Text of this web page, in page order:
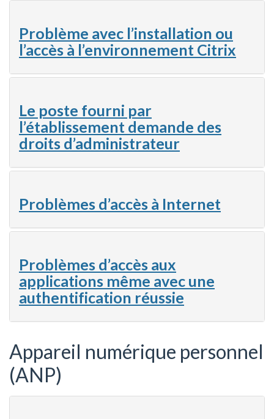
Problème avec l’installation ou
l’accès à l’environnement Citrix
Le poste fourni par
l’établissement demande des
droits d’administrateur
Problèmes d’accès à Internet
Problèmes d’accès aux
applications même avec une
authentification réussie
Appareil numérique personnel
(ANP)